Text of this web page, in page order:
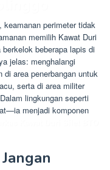
keamanan perimeter tidak
memilih Kawat Duri
beberapa lapis di
jelas: menghalangi
di area penerbangan untuk
serta di area militer
lingkungan seperti
menjadi komponen